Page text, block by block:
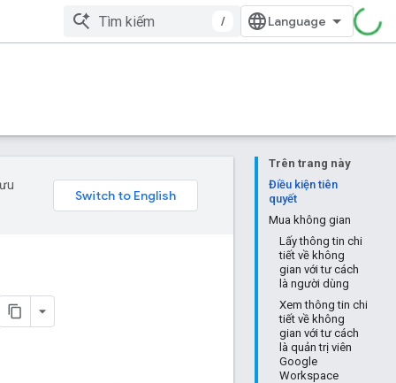
/
Trên trang này
Điều kiện tiên
quyết
Mua không gian
Lấy thông tin chi
tiết về không
gian với tư cách
là người dùng
Xem thông tin chi
tiết về không
gian với tư cách
là quản trị viên
Google
Workspace